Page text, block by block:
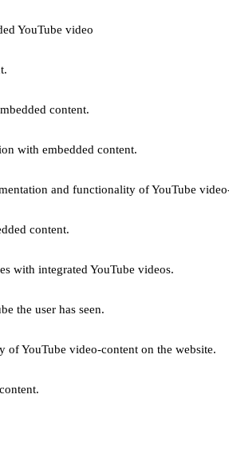
YouTube video
content.
with embedded content.
and functionality of YouTube
content.
with integrated YouTube videos.
the user has seen.
YouTube video-content on the website.